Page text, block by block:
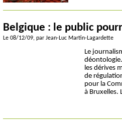
Belgique : le public
Le 08/12/09, par Jean-Luc Martin-Lagardette
Le
les dérives
de
pour la
à Bruxelles.